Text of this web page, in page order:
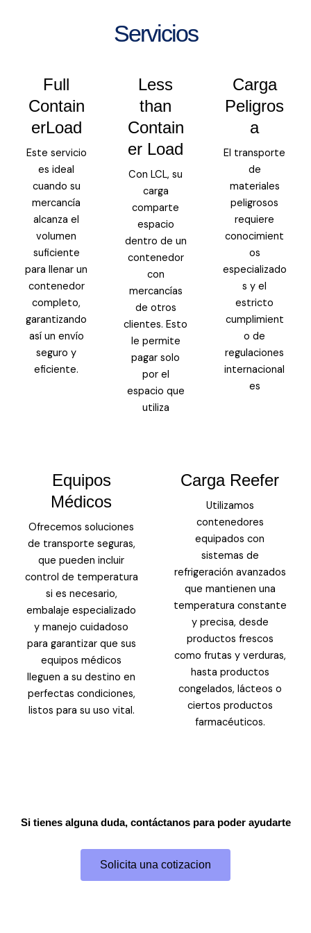
Servicios
Full
Contain
erLoad
Este servicio
es ideal
cuando su
mercancía
alcanza el
volumen
suficiente
para llenar un
contenedor
completo,
garantizando
así un envío
seguro y
eficiente.
Less
than
Contain
er Load
Con LCL, su
carga
comparte
espacio
dentro de un
contenedor
con
mercancías
de otros
clientes. Esto
le permite
pagar solo
por el
espacio que
utiliza
Carga
Peligros
a
El transporte
de
materiales
peligrosos
requiere
conocimient
os
especializado
s y el
estricto
cumplimient
o de
regulaciones
internacional
es
Equipos
Médicos
Ofrecemos soluciones
de transporte seguras,
que pueden incluir
control de temperatura
si es necesario,
embalaje especializado
y manejo cuidadoso
para garantizar que sus
equipos médicos
lleguen a su destino en
perfectas condiciones,
listos para su uso vital.
Carga Reefer
Utilizamos
contenedores
equipados con
sistemas de
refrigeración avanzados
que mantienen una
temperatura constante
y precisa, desde
productos frescos
como frutas y verduras,
hasta productos
congelados, lácteos o
ciertos productos
farmacéuticos.
Si tienes alguna duda, contáctanos para poder ayudarte
Solicita una cotizacion